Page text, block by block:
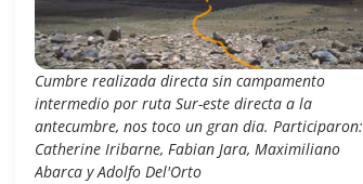
Cumbre realizada directa sin campamento
intermedio por ruta Sur-este directa a la
antecumbre, nos toco un gran dia. Participaron:
Catherine Iribarne, Fabian Jara, Maximiliano
Abarca y Adolfo Del'Orto